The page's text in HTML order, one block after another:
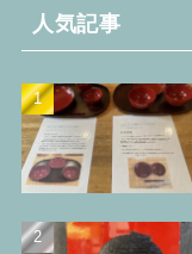
ブ人気記事